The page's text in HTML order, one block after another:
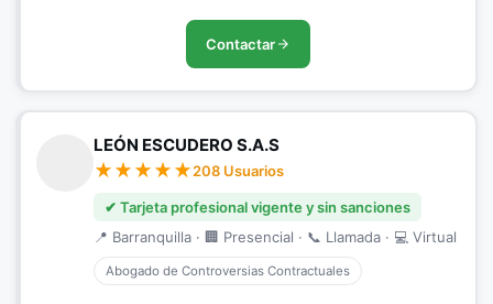
Contactar
LEÓN ESCUDERO S.A.S
208 Usuarios
✔ Tarjeta profesional vigente y sin sanciones
📍 Barranquilla · 🏢 Presencial · 📞 Llamada · 💻 Virtual
Abogado de Controversias Contractuales